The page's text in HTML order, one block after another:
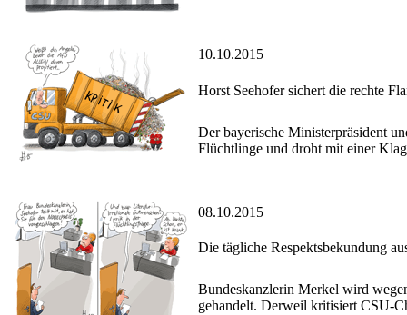
10.10.2015
Horst Seehofer sichert die rechte
Der bayerische Ministerpräsident
Flüchtlinge und droht mit einer
08.10.2015
Die tägliche Respektsbekundung
Bundeskanzlerin Merkel wird
gehandelt. Derweil kritisiert CSU-